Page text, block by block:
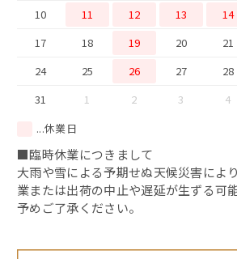
10
11 12 13 14
17
18 19 20 21
24
25 26 27 28
31
1 2 3 4
...休業日
■臨時休業につきまして
大雨や雪による予期せぬ天候災害によ
業または出荷の中止や遅延が生ずる可
予めご了承ください。